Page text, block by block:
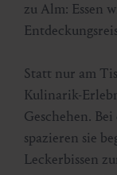
zu Alm: Essen
Statt nur am
Kulinarik-
Geschehen. Bei
spazieren sie
Leckerbissen